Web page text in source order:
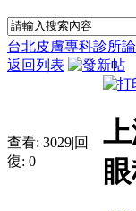
台北皮膚專科診所
返回列表
查看: 3029|回
復: 0